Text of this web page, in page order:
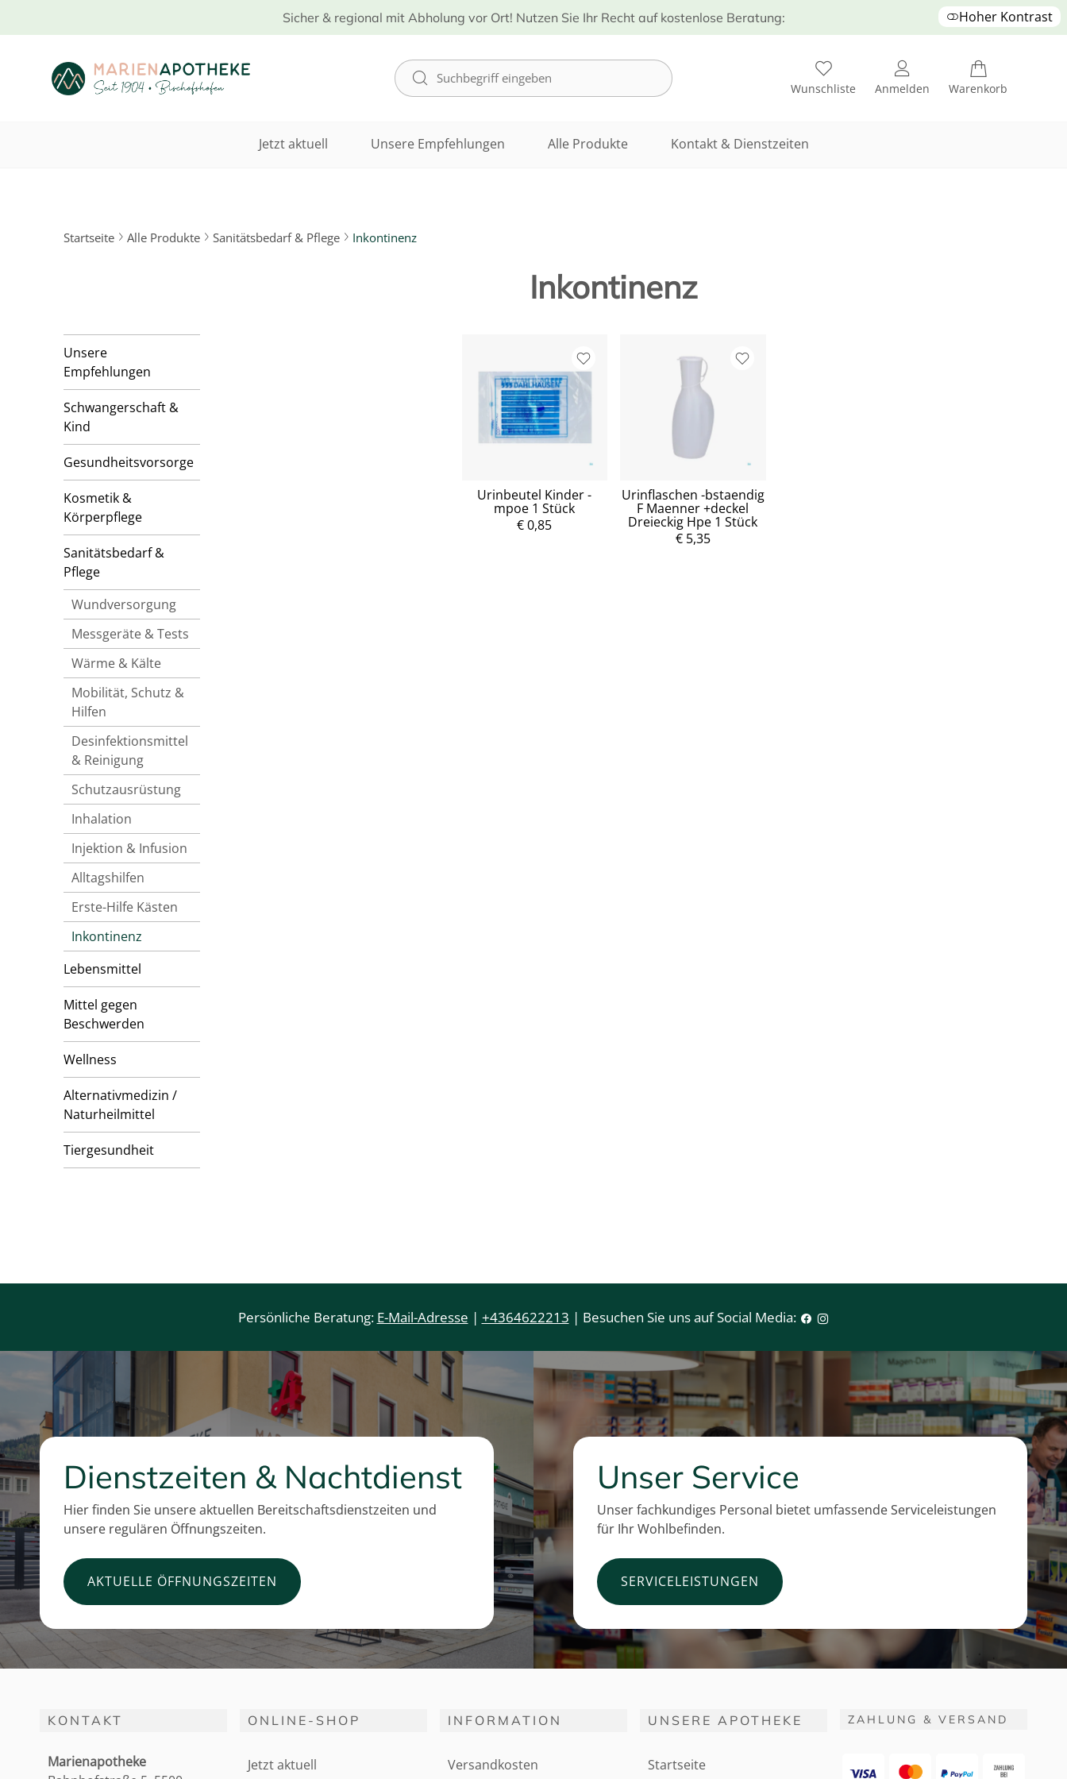
Sicher & regional mit Abholung vor Ort! Nutzen Sie Ihr Recht auf kostenlose Beratung: Hoher Kontrast
Wunschliste Anmelden Warenkorb
Jetzt aktuell Unsere Empfehlungen Alle Produkte Kontakt & Dienstzeiten
Startseite Alle Produkte Sanitätsbedarf & Pflege Inkontinenz
Unsere
Empfehlungen
Schwangerschaft &
Kind
Gesundheitsvorsorge
Kosmetik &
Körperpflege
Sanitätsbedarf &
Pflege
Wundversorgung
Messgeräte & Tests
Wärme & Kälte
Mobilität, Schutz &
Hilfen
Desinfektionsmittel
& Reinigung
Schutzausrüstung
Inhalation
Injektion & Infusion
Alltagshilfen
Erste-Hilfe Kästen
Inkontinenz
Lebensmittel
Mittel gegen
Beschwerden
Wellness
Alternativmedizin /
Naturheilmittel
Tiergesundheit
Inkontinenz
Urinbeutel Kinder -
mpoe 1 Stück
€ 0,85
Urinflaschen -bstaendig
F Maenner +deckel
Dreieckig Hpe 1 Stück
€ 5,35
Persönliche Beratung: E-Mail-Adresse | +4364622213 | Besuchen Sie uns auf Social Media:
Dienstzeiten & Nachtdienst
Hier finden Sie unsere aktuellen Bereitschaftsdienstzeiten und
unsere regulären Öffnungszeiten.
AKTUELLE ÖFFNUNGSZEITEN
Unser Service
Unser fachkundiges Personal bietet umfassende Serviceleistungen
für Ihr Wohlbefinden.
SERVICELEISTUNGEN
KONTAKT
Marienapotheke
ONLINE-SHOP
Jetzt aktuell
INFORMATION
Versandkosten
UNSERE APOTHEKE
Startseite
ZAHLUNG & VERSAND